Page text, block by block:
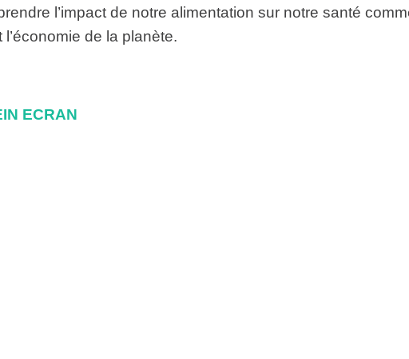
l’impact de notre alimentation sur notre santé
l’économie de la planète.
ECRAN